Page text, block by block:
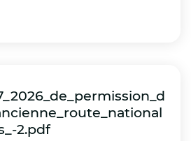
de-Calais a également pris
en vigueur jusqu’à la fin de
:
2.pdf